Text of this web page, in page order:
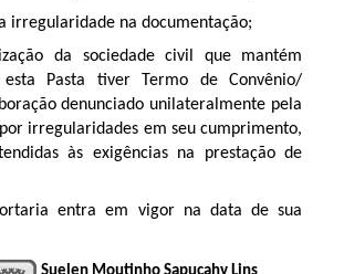
irregularidade na documentação;
da sociedade civil que mantém
Pasta tiver Termo de Convênio/
denunciado unilateralmente pela
irregularidades em seu cumprimento,
às exigências na prestação de
entra em vigor na data de sua